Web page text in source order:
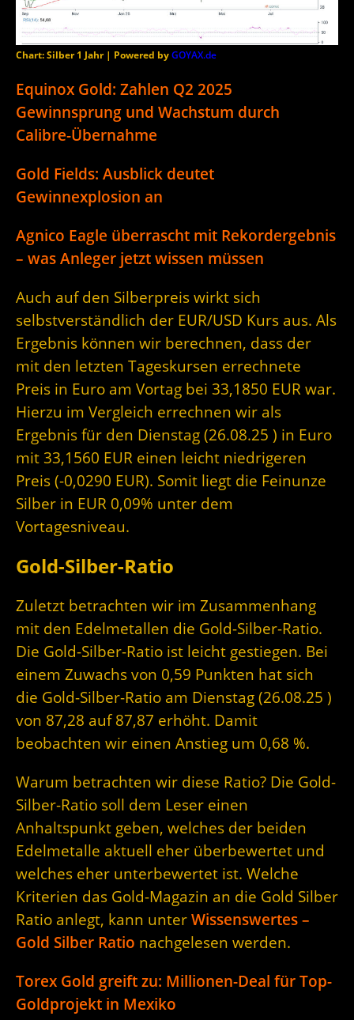
Chart: Silber 1 Jahr | Powered byGOYAX.de
Equinox Gold: Zahlen Q2 2025
Gewinnsprung und Wachstum durch
Calibre-Übernahme
Gold Fields: Ausblick deutet
Gewinnexplosion an
Agnico Eagle überrascht mit Rekordergebnis
– was Anleger jetzt wissen müssen
Auch auf den Silberpreis wirkt sich
selbstverständlich der EUR/USD Kurs aus. Als
Ergebnis können wir berechnen, dass der
mit den letzten Tageskursen errechnete
Preis in Euro am Vortag bei 33,1850 EUR war.
Hierzu im Vergleich errechnen wir als
Ergebnis für den Dienstag (26.08.25 ) in Euro
mit 33,1560 EUR einen leicht niedrigeren
Preis (-0,0290 EUR). Somit liegt die Feinunze
Silber in EUR 0,09% unter dem
Vortagesniveau.
Gold-Silber-Ratio
Zuletzt betrachten wir im Zusammenhang
mit den Edelmetallen die Gold-Silber-Ratio.
Die Gold-Silber-Ratio ist leicht gestiegen. Bei
einem Zuwachs von 0,59 Punkten hat sich
die Gold-Silber-Ratio am Dienstag (26.08.25 )
von 87,28 auf 87,87 erhöht. Damit
beobachten wir einen Anstieg um 0,68 %.
Warum betrachten wir diese Ratio? Die Gold-
Silber-Ratio soll dem Leser einen
Anhaltspunkt geben, welches der beiden
Edelmetalle aktuell eher überbewertet und
welches eher unterbewertet ist. Welche
Kriterien das Gold-Magazin an die Gold Silber
Ratio anlegt, kann unter Wissenswertes –
Gold Silber Ratio nachgelesen werden.
Torex Gold greift zu: Millionen-Deal für Top-
Goldprojekt in Mexiko